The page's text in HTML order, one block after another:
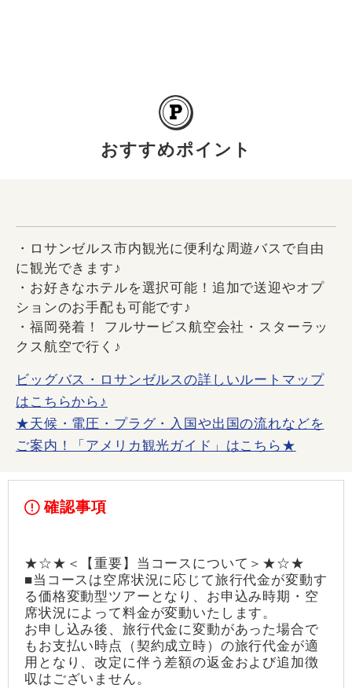
おすすめポイント
・ロサンゼルス市内観光に便利な周遊バスで自由
に観光できます♪
・お好きなホテルを選択可能！追加で送迎やオプ
ションのお手配も可能です♪
・福岡発着！ フルサービス航空会社・スターラッ
クス航空で行く♪
ビッグバス・ロサンゼルスの詳しいルートマップ
はこちらから♪
★天候・電圧・プラグ・入国や出国の流れなどを
ご案内！「アメリカ観光ガイド」はこちら★
確認事項
★☆★＜【重要】当コースについて＞★☆★
■当コースは空席状況に応じて旅行代金が変動す
る価格変動型ツアーとなり、お申込み時期・空
席状況によって料金が変動いたします。
お申し込み後、旅行代金に変動があった場合で
もお支払い時点（契約成立時）の旅行代金が適
用となり、改定に伴う差額の返金および追加徴
収はございません。